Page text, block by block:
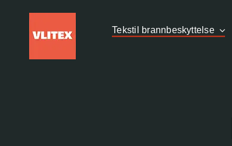
Tekstil brannbeskyttelse